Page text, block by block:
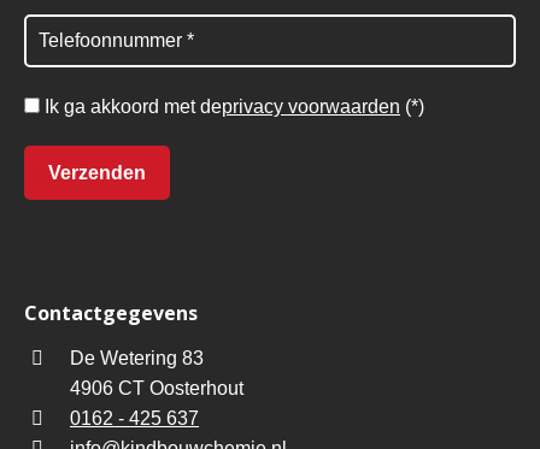
Ik ga akkoord met deprivacy voorwaarden (*)
Contactgegevens
De Wetering 83
4906 CT Oosterhout
0162 - 425 637